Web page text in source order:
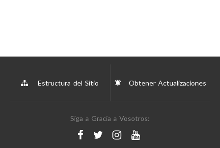
Estructura del Sitio Obtener Actualizaciones
Siga a Gracia a Vosotros: